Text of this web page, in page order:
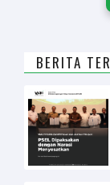
BERITA